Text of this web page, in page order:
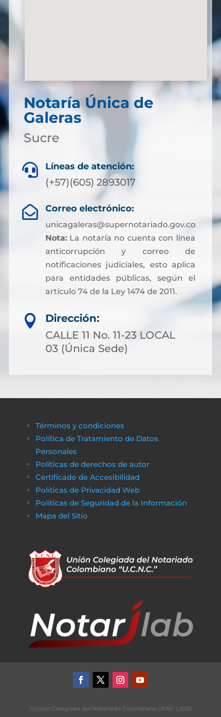
Notaría Única de
Galeras
Sucre
 Líneas de atención:
(+57)(605) 2893017
 Correo electrónico:
unicagaleras@supernotariado.gov.co
Nota:La notaría no cuenta con línea
anticorrupción y correo de
notificaciones judiciales, esto aplica
para entidades públicas, según el
artículo 74 de la Ley 1474 de 2011.

Dirección:
CALLE 11 No. 11-23 LOCAL
03 (Única Sede)
Términos y condiciones
Política de Tratamiento de Datos
Personales
Políticas de derechos de autor
Certificado de Accesibilidad
Políticas de Privacidad Web
Políticas de Seguridad de la Información
Mapa del Sitio
©Unión Colegiada del Notariado Colombiano UCNC | 2022